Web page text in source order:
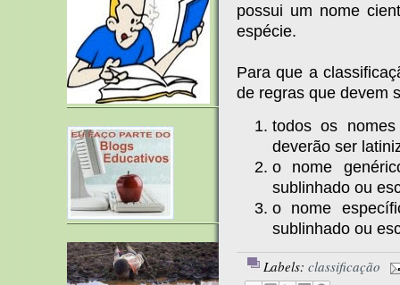
possui um nome
espécie.
Para que a
de regras que devem
todos os
deverão ser
o nome
sublinhado ou
o nome
sublinhado ou
Labels: classificação